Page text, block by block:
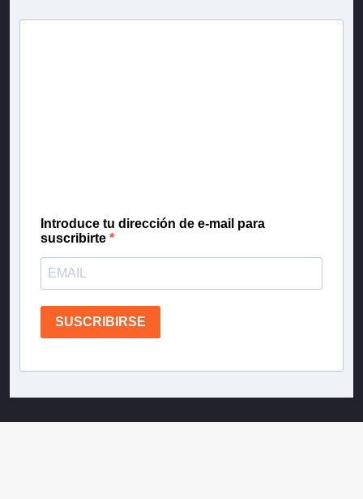
Introduce tu dirección de e-mail para
suscribirte
SUSCRIBIRSE